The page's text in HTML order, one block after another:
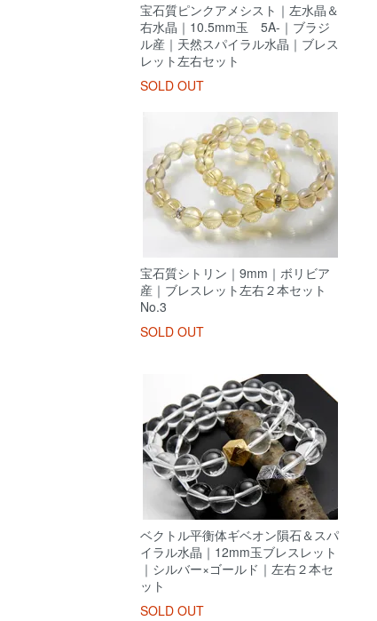
宝石質ピンクアメシスト｜左水晶＆
右水晶｜10.5mm玉 5A-｜ブラジ
ル産｜天然スパイラル水晶｜ブレス
レット左右セット
SOLD OUT
宝石質シトリン｜9mm｜ボリビア
産｜ブレスレット左右２本セット
No.3
SOLD OUT
ベクトル平衡体ギベオン隕石＆スパ
イラル水晶｜12mm玉ブレスレット
｜シルバー×ゴールド｜左右２本セ
ット
SOLD OUT